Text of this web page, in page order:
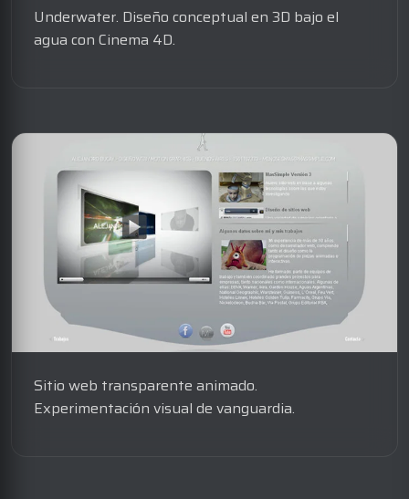
Underwater. Diseño conceptual en 3D bajo el
agua con Cinema 4D.
Sitio web transparente animado.
Experimentación visual de vanguardia.